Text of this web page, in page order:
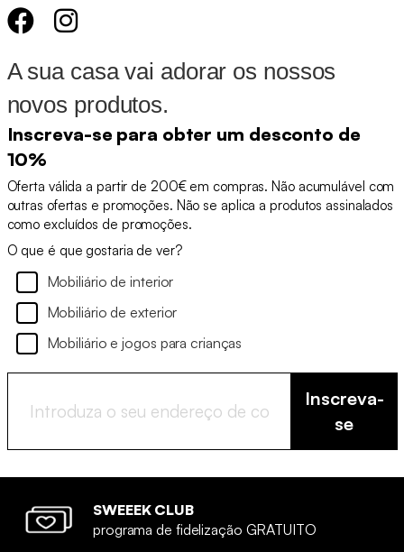
A sua casa vai adorar os nossos
novos produtos.
Inscreva-se para obter um desconto de
10%
Oferta válida a partir de 200€ em compras. Não acumulável com
outras ofertas e promoções. Não se aplica a produtos assinalados
como excluídos de promoções.
O que é que gostaria de ver?
Mobiliário de interior
Mobiliário de exterior
Mobiliário e jogos para crianças
Inscreva-
se
SWEEEK CLUB
programa de fidelização GRATUITO